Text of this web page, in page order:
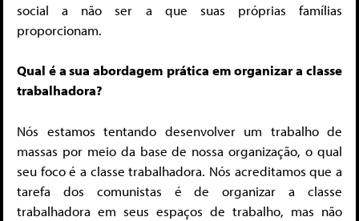
social a não ser a que suas próprias famílias
proporcionam.
Qual é a sua abordagem prática em organizar a classe
trabalhadora?
Nós estamos tentando desenvolver um trabalho de
massas por meio da base de nossa organização, o qual
seu foco é a classe trabalhadora. Nós acreditamos que a
tarefa dos comunistas é de organizar a classe
trabalhadora em seus espaços de trabalho, mas não